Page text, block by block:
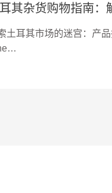
其杂货购物指南：
土耳其市场的迷宫：产